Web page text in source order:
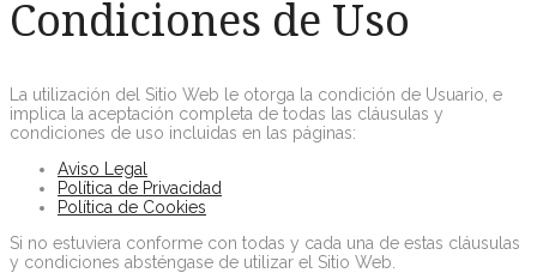
Condiciones de Uso
La utilización del Sitio Web le otorga la condición de Usuario, e
implica la aceptación completa de todas las cláusulas y
condiciones de uso incluidas en las páginas:
Aviso Legal
Política de Privacidad
Política de Cookies
Si no estuviera conforme con todas y cada una de estas cláusulas
y condiciones absténgase de utilizar el Sitio Web.